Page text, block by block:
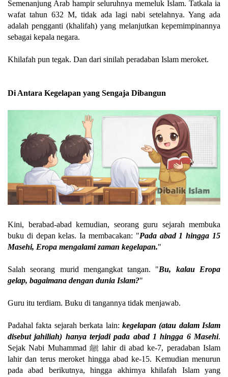
Semenanjung Arab hampir seluruhnya memeluk Islam. Tatkala ia
wafat tahun 632 M, tidak ada lagi nabi setelahnya. Yang ada
adalah pengganti (khalifah) yang melanjutkan kepemimpinannya
sebagai kepala negara.
Khilafah pun tegak. Dan dari sinilah peradaban Islam meroket.
Di Antara Kegelapan yang Sengaja Dibangun
Kini, berabad-abad kemudian, seorang guru sejarah membuka
buku di depan kelas. Ia membacakan: "Pada abad 1 hingga 15
Masehi, Eropa mengalami zaman kegelapan."
Salah seorang murid mengangkat tangan. "Bu, kalau Eropa
gelap, bagaimana dengan dunia Islam?"
Guru itu terdiam. Buku di tangannya tidak menjawab.
Padahal fakta sejarah berkata lain: kegelapan (atau dalam Islam
disebut jahiliah) hanya terjadi pada abad 1 hingga 6 Masehi.
Sejak Nabi Muhammad ﷺ lahir di abad ke-7, peradaban Islam
lahir dan terus meroket hingga abad ke-15. Kemudian menurun
pada abad berikutnya, hingga akhirnya khilafah Islam yang